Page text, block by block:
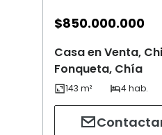
$850.000.000
Casa en Venta,
Fonqueta, Chía